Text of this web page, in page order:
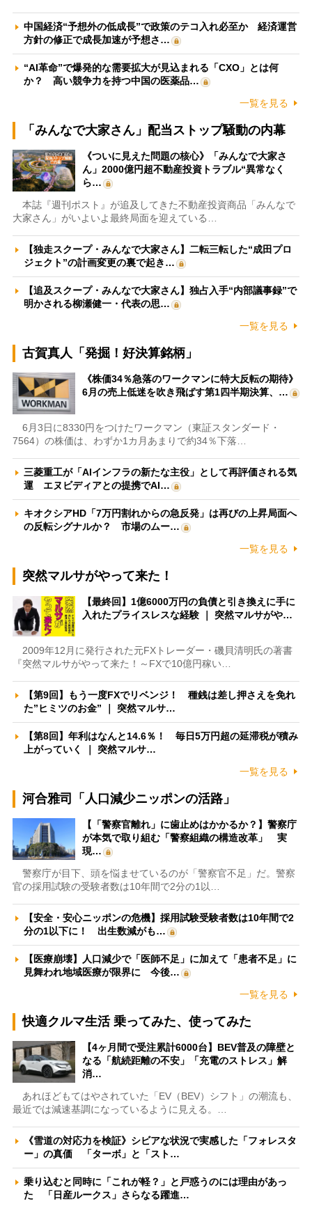
中国経済“予想外の低成長”で政策のテコ入れ必至か 経済運営
方針の修正で成長加速が予想さ…
“AI革命”で爆発的な需要拡大が見込まれる「CXO」とは何
か？ 高い競争力を持つ中国の医薬品…
一覧を見る
「みんなで大家さん」配当ストップ騒動の内幕
《ついに見えた問題の核心》「みんなで大家さ
ん」2000億円超不動産投資トラブル“異常なく
ら…
本誌『週刊ポスト』が追及してきた不動産投資商品「みんなで
大家さん」がいよいよ最終局面を迎えている…
【独走スクープ・みんなで大家さん】二転三転した“成田プロ
ジェクト”の計画変更の裏で起き…
【追及スクープ・みんなで大家さん】独占入手“内部議事録”で
明かされる柳瀬健一・代表の思…
一覧を見る
古賀真人「発掘！好決算銘柄」
《株価34％急落のワークマンに特大反転の期待》
6月の売上低迷を吹き飛ばす第1四半期決算、…
6月3日に8330円をつけたワークマン（東証スタンダード・
7564）の株価は、わずか1カ月あまりで約34％下落…
三菱重工が「AIインフラの新たな主役」として再評価される気
運 エヌビディアとの提携でAI…
キオクシアHD「7万円割れからの急反発」は再びの上昇局面へ
の反転シグナルか？ 市場のムー…
一覧を見る
突然マルサがやって来た！
【最終回】1億6000万円の負債と引き換えに手に
入れたプライスレスな経験 ｜ 突然マルサがや…
2009年12月に発行された元FXトレーダー・磯貝清明氏の著書
『突然マルサがやって来た！～FXで10億円稼い…
【第9回】もう一度FXでリベンジ！ 種銭は差し押さえを免れ
た”ヒミツのお金” ｜ 突然マルサ…
【第8回】年利はなんと14.6％！ 毎日5万円超の延滞税が積み
上がっていく ｜ 突然マルサ…
一覧を見る
河合雅司「人口減少ニッポンの活路」
【「警察官離れ」に歯止めはかかるか？】警察庁
が本気で取り組む「警察組織の構造改革」 実
現…
警察庁が目下、頭を悩ませているのが「警察官不足」だ。警察
官の採用試験の受験者数は10年間で2分の1以…
【安全・安心ニッポンの危機】採用試験受験者数は10年間で2
分の1以下に！ 出生数減がも…
【医療崩壊】人口減少で「医師不足」に加えて「患者不足」に
見舞われ地域医療が限界に 今後…
一覧を見る
快適クルマ生活 乗ってみた、使ってみた
【4ヶ月間で受注累計6000台】BEV普及の障壁と
なる「航続距離の不安」「充電のストレス」解
消…
あれほどもてはやされていた「EV（BEV）シフト」の潮流も、
最近では減速基調になっているように見える。…
《雪道の対応力を検証》シビアな状況で実感した「フォレスタ
ー」の真価 「ターボ」と「スト…
乗り込むと同時に「これが軽？」と戸惑うのには理由があっ
た 「日産ルークス」さらなる躍進…